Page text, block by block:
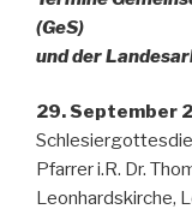
(GeS)
und der
29. September
Pfarrer i.R. Dr.
Leonhardskirche,